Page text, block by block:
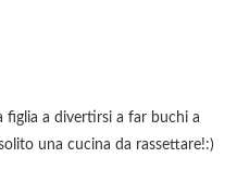
figlia a divertirsi a far buchi a
una cucina da rassettare!:)